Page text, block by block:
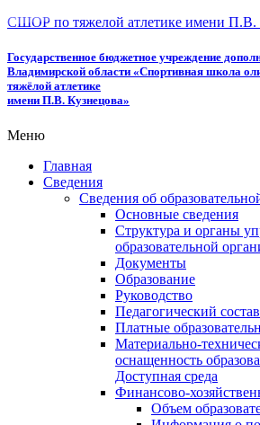
СШОР по тяжелой атлетике имени П.В.
Государственное бюджетное учреждение
Владимирской области «Спортивная школа
тяжёлой атлетике
имени П.В. Кузнецова»
Меню
Главная
Сведения
Сведения об
Основные сведения
Структура и органы
образовательной
Документы
Образование
Руководство
Педагогический состав
Платные
Материально-
оснащенность
Доступная среда
Финансово-
Объем